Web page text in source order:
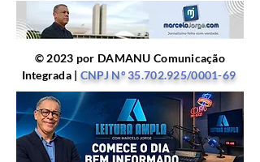
© 2023 por DAMANU Comunicação
Integrada | CNPJ Nº35.702.925/0001-69